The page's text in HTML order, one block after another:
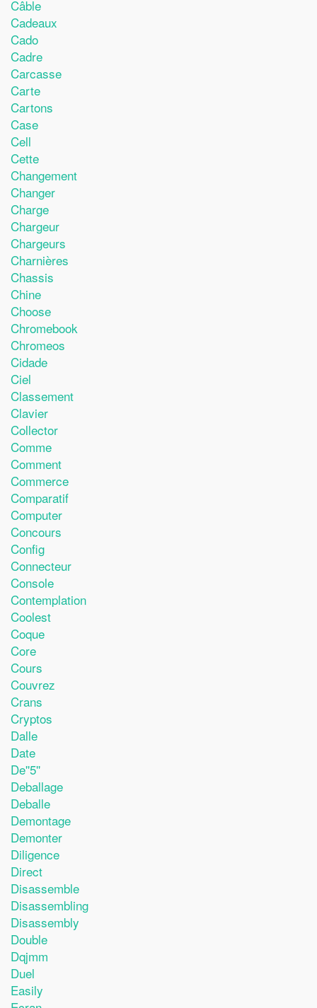
Câble
Cadeaux
Cado
Cadre
Carcasse
Carte
Cartons
Case
Cell
Cette
Changement
Changer
Charge
Chargeur
Chargeurs
Charnières
Chassis
Chine
Choose
Chromebook
Chromeos
Cidade
Ciel
Classement
Clavier
Collector
Comme
Comment
Commerce
Comparatif
Computer
Concours
Config
Connecteur
Console
Contemplation
Coolest
Coque
Core
Cours
Couvrez
Crans
Cryptos
Dalle
Date
De''5''
Deballage
Deballe
Demontage
Demonter
Diligence
Direct
Disassemble
Disassembling
Disassembly
Double
Dqjmm
Duel
Easily